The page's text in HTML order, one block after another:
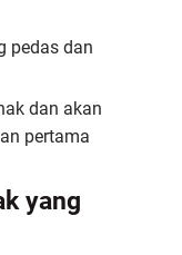
pedas dan
dan akan
pertama
yang